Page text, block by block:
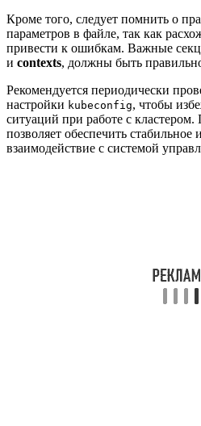
Кроме того, следует помнить о
параметров в файле, так как
привести к ошибкам. Важные
и contexts, должны быть
Рекомендуется периодически
настройки kubeconfig, чтобы
ситуаций при работе с
позволяет обеспечить стабильное
взаимодействие с системой